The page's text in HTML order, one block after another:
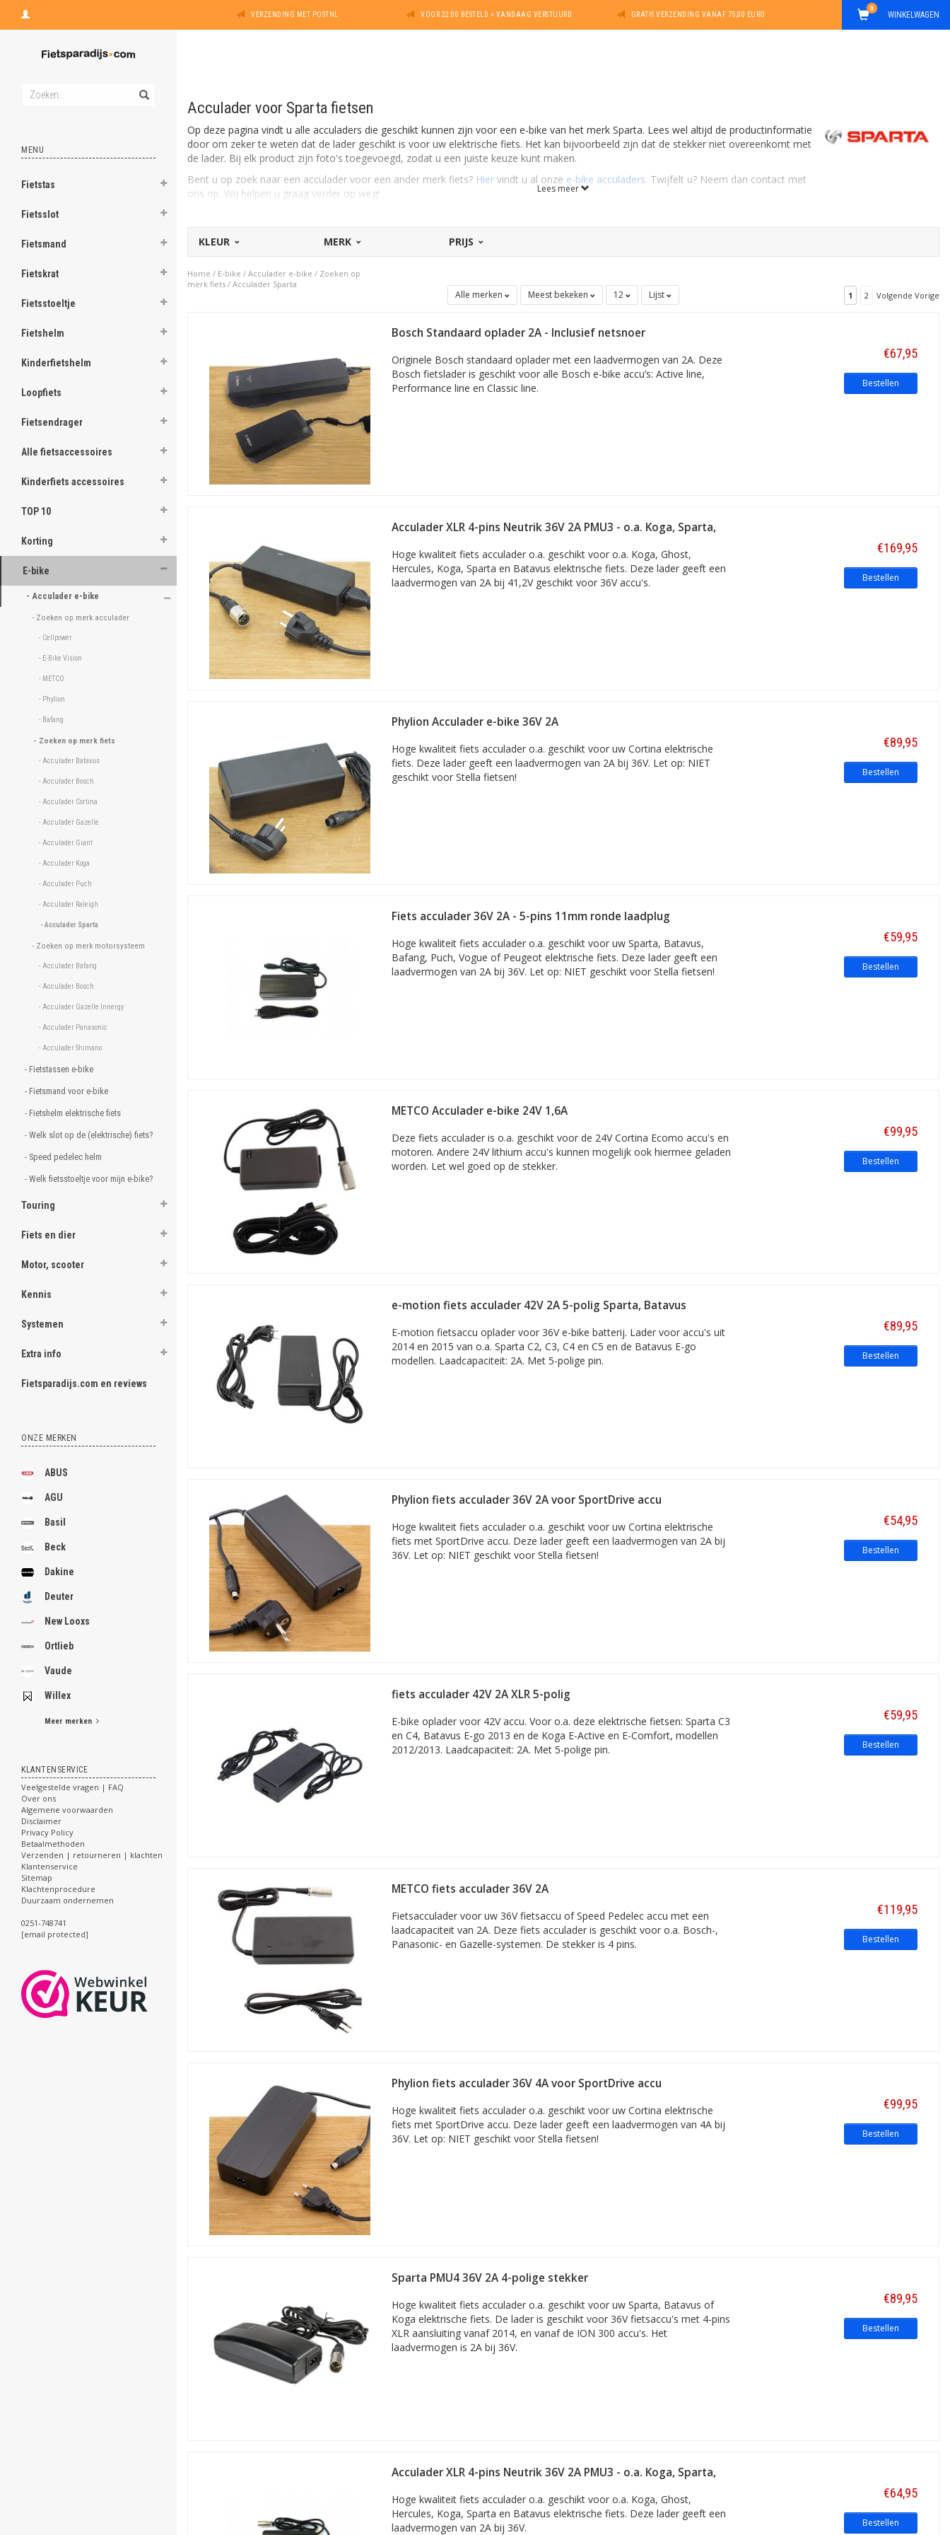
VERZENDING MET POSTNL VOOR 22:00 BESTELD = VANDAAG VERSTUURD GRATIS VERZENDING VANAF 75,00 EURO WINKELWAGEN
0
MENU
Fietstas
Fietsslot
Fietsmand
Fietskrat
Fietsstoeltje
Fietshelm
Kinderfietshelm
Loopfiets
Fietsendrager
Alle fietsaccessoires
Kinderfiets accessoires
TOP 10
Korting
E-bike
- Acculader e-bike
- Zoeken op merk acculader
- Cellpower
- E-Bike Vision
- METCO
- Phylion
- Bafang
- Zoeken op merk fiets
- Acculader Batavus
- Acculader Bosch
- Acculader Cortina
- Acculader Gazelle
- Acculader Giant
- Acculader Koga
- Acculader Puch
- Acculader Raleigh
- Acculader Sparta
- Zoeken op merk motorsysteem
- Acculader Bafang
- Acculader Bosch
- Acculader Gazelle Innergy
- Acculader Panasonic
- Acculader Shimano
- Fietstassen e-bike
- Fietsmand voor e-bike
- Fietshelm elektrische fiets
- Welk slot op de (elektrische) fiets?
- Speed pedelec helm
- Welk fietsstoeltje voor mijn e-bike?
Touring
Fiets en dier
Motor, scooter
Kennis
Systemen
Extra info
Fietsparadijs.com en reviews
ONZE MERKEN
ABUS
AGU
Basil
Beck
Dakine
Deuter
New Looxs
Ortlieb
Vaude
Willex
Meer merken
KLANTENSERVICE
Veelgestelde vragen | FAQ
Over ons
Algemene voorwaarden
Disclaimer
Privacy Policy
Betaalmethoden
Verzenden | retourneren | klachten
Klantenservice
Sitemap
Klachtenprocedure
Duurzaam ondernemen
0251-748741
[email protected]
Acculader voor Sparta fietsen
Op deze pagina vindt u alle acculaders die geschikt kunnen zijn voor een e-bike van het merk Sparta. Lees wel altijd de productinformatie
door om zeker te weten dat de lader geschikt is voor uw elektrische fiets. Het kan bijvoorbeeld zijn dat de stekker niet overeenkomt met
de lader. Bij elk product zijn foto's toegevoegd, zodat u een juiste keuze kunt maken.
Bent u op zoek naar een acculader voor een ander merk fiets? Hier vindt u al onze e-bike acculaders. Twijfelt u? Neem dan contact met
ons op. Wij helpen u graag verder op weg!
Lees meer
KLEUR MERK PRIJS
Home / E-bike / Acculader e-bike / Zoeken op
merk fiets / Acculader Sparta
Alle merken Meest bekeken 12 Lijst 1 2 Volgende Vorige
Bosch Standaard oplader 2A - Inclusief netsnoer
Originele Bosch standaard oplader met een laadvermogen van 2A. Deze
Bosch fietslader is geschikt voor alle Bosch e-bike accu’s: Active line,
Performance line en Classic line.
€67,95
Bestellen
Acculader XLR 4-pins Neutrik 36V 2A PMU3 - o.a. Koga, Sparta,
Hoge kwaliteit fiets acculader o.a. geschikt voor o.a. Koga, Ghost,
Hercules, Koga, Sparta en Batavus elektrische fiets. Deze lader geeft een
laadvermogen van 2A bij 41,2V geschikt voor 36V accu's.
€169,95
Bestellen
Phylion Acculader e-bike 36V 2A
Hoge kwaliteit fiets acculader o.a. geschikt voor uw Cortina elektrische
fiets. Deze lader geeft een laadvermogen van 2A bij 36V. Let op: NIET
geschikt voor Stella fietsen!
€89,95
Bestellen
Fiets acculader 36V 2A - 5-pins 11mm ronde laadplug
Hoge kwaliteit fiets acculader o.a. geschikt voor uw Sparta, Batavus,
Bafang, Puch, Vogue of Peugeot elektrische fiets. Deze lader geeft een
laadvermogen van 2A bij 36V. Let op: NIET geschikt voor Stella fietsen!
€59,95
Bestellen
METCO Acculader e-bike 24V 1,6A
Deze fiets acculader is o.a. geschikt voor de 24V Cortina Ecomo accu's en
motoren. Andere 24V lithium accu's kunnen mogelijk ook hiermee geladen
worden. Let wel goed op de stekker.
€99,95
Bestellen
e-motion fiets acculader 42V 2A 5-polig Sparta, Batavus
E-motion fietsaccu oplader voor 36V e-bike batterij. Lader voor accu's uit
2014 en 2015 van o.a. Sparta C2, C3, C4 en C5 en de Batavus E-go
modellen. Laadcapaciteit: 2A. Met 5-polige pin.
€89,95
Bestellen
Phylion fiets acculader 36V 2A voor SportDrive accu
Hoge kwaliteit fiets acculader o.a. geschikt voor uw Cortina elektrische
fiets met SportDrive accu. Deze lader geeft een laadvermogen van 2A bij
36V. Let op: NIET geschikt voor Stella fietsen!
€54,95
Bestellen
fiets acculader 42V 2A XLR 5-polig
E-bike oplader voor 42V accu. Voor o.a. deze elektrische fietsen: Sparta C3
en C4, Batavus E-go 2013 en de Koga E-Active en E-Comfort, modellen
2012/2013. Laadcapaciteit: 2A. Met 5-polige pin.
€59,95
Bestellen
METCO fiets acculader 36V 2A
Fietsacculader voor uw 36V fietsaccu of Speed Pedelec accu met een
laadcapaciteit van 2A. Deze fiets acculader is geschikt voor o.a. Bosch-,
Panasonic- en Gazelle-systemen. De stekker is 4 pins.
€119,95
Bestellen
Phylion fiets acculader 36V 4A voor SportDrive accu
Hoge kwaliteit fiets acculader o.a. geschikt voor uw Cortina elektrische
fiets met SportDrive accu. Deze lader geeft een laadvermogen van 4A bij
36V. Let op: NIET geschikt voor Stella fietsen!
€99,95
Bestellen
Sparta PMU4 36V 2A 4-polige stekker
Hoge kwaliteit fiets acculader o.a. geschikt voor uw Sparta, Batavus of
Koga elektrische fiets. De lader is geschikt voor 36V fietsaccu's met 4-pins
XLR aansluiting vanaf 2014, en vanaf de ION 300 accu's. Het
laadvermogen is 2A bij 36V.
€89,95
Bestellen
Acculader XLR 4-pins Neutrik 36V 2A PMU3 - o.a. Koga, Sparta,
Hoge kwaliteit fiets acculader o.a. geschikt voor o.a. Koga, Ghost,
Hercules, Koga, Sparta en Batavus elektrische fiets. Deze lader geeft een
laadvermogen van 2A bij 36V.
€64,95
Bestellen